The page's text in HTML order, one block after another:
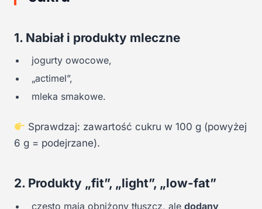
1. Nabiał i produkty mleczne
jogurty owocowe,
„actimel”,
mleka smakowe.
Sprawdzaj: zawartość cukru w 100 g (powyżej
6 g = podejrzane).
2. Produkty „fit”, „light”, „low-fat”
często mają obniżony tłuszcz, ale dodany